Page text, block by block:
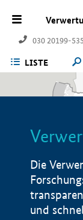
030 20199-535
LISTE
Die
und